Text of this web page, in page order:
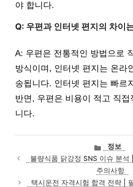
야 합니다.
Q: 우편과 인터넷 편지의 차이
A: 우편은 전통적인 방법으로
방식이며, 인터넷 편지는 온라
송됩니다. 인터넷 편지는 빠르
반면, 우편은 비용이 적고 직
니다.
카
테
고
리
정보
불량식품 닭강정 SNS 이슈 분
주의사항
택시운전 자격시험 합격 전략 |